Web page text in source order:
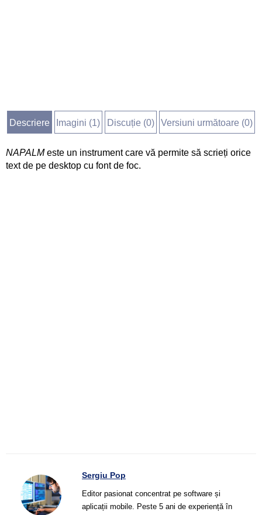
Descriere Imagini (1) Discuție (0) Versiuni următoare (0)
NAPALMeste un instrument care vă permite să scrieți orice
text de pe desktop cu font de foc.
Sergiu Pop
Editor pasionat concentrat pe software și
aplicații mobile. Peste 5 ani de experiență în